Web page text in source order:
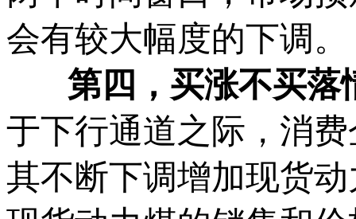
会有较大幅度的下调。
第四， 买涨不买落
于下行通道之际，消
其不断下调增加现货